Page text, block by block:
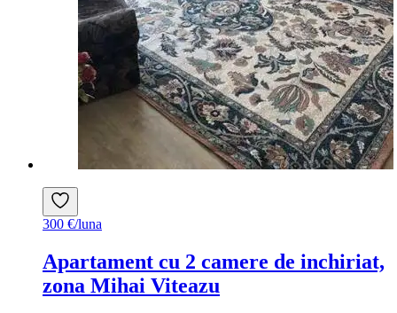
300 €/luna
Apartament cu 2 camere de inchiriat,
zona Mihai Viteazu